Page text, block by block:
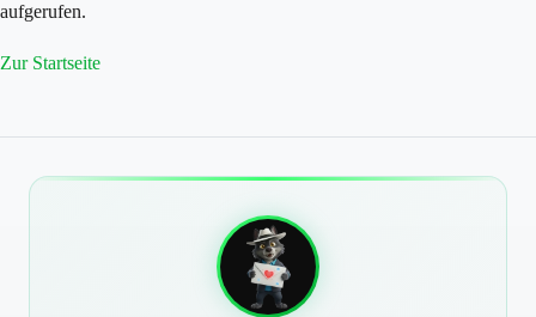
aufgerufen.
Zur Startseite